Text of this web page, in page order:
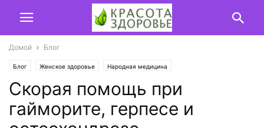
Домой Блог
Блог Женское здоровье Народная медицина
Скорая помощь при
гайморите, герпесе и